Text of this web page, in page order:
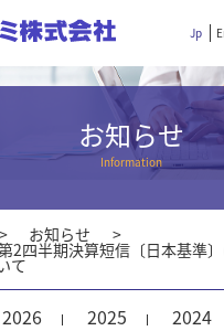
Jp
お知らせ
Information
お知らせ
第2四半期決算短信〔日本基準
て
2026 2025 2024